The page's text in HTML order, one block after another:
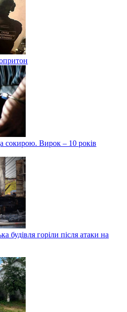
сокирою. Вирок – 10 років
будівля горіли після атаки на